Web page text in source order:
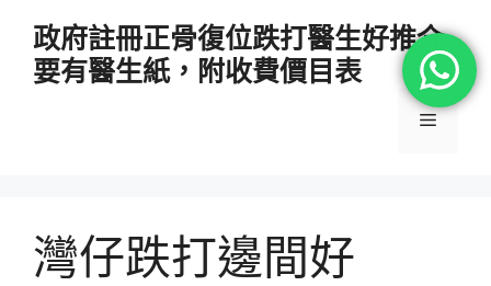
政府註冊正骨復位跌打醫生好推介
要有醫生紙，附收費價目表
選
灣仔跌打邊間好